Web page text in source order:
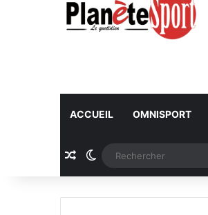
ACCUEIL OMNISPORT
Article Aléatoire
Switch skin